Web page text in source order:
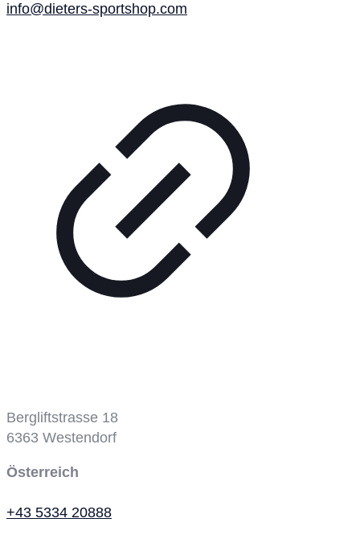
info@dieters-sportshop.com
Bergliftstrasse 18
6363 Westendorf
Österreich
+43 5334 20888